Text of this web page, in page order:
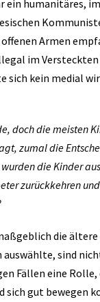
humanitäres,
Armen
im
sich kein medial
doch die meisten
zumal die
die Kinder
zurückkehren
die ältere
sind
Fällen eine Rolle,
gut bewegen